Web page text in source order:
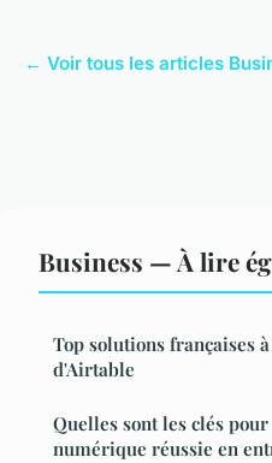
← Voir tous les articles
Business — À lire
Top solutions françaises
d'Airtable
Quelles sont les clés
numérique réussie en